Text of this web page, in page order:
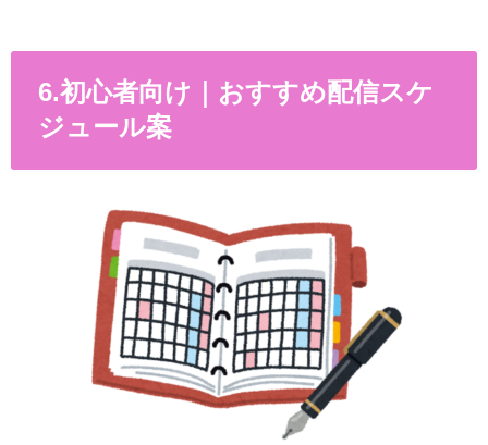
6.初心者向け｜おすすめ配信スケ
ジュール案